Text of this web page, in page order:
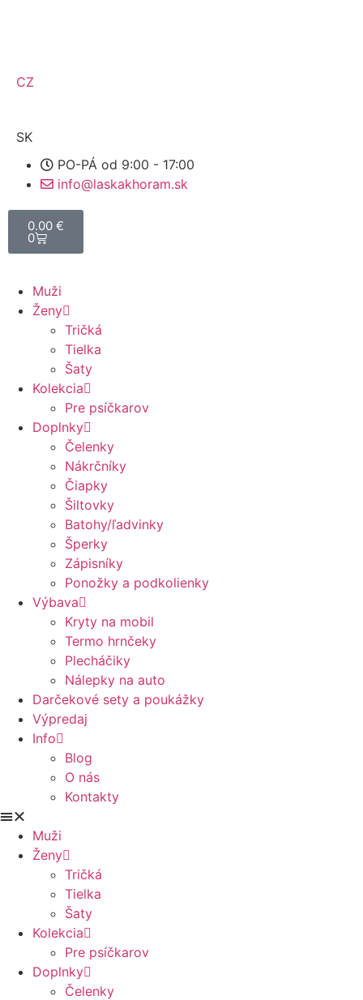
CZ
SK
PO-PÁ od 9:00 - 17:00
info@laskakhoram.sk
0.00 €
0
Muži
Ženy
Tričká
Tielka
Šaty
Kolekcia
Pre psíčkarov
Doplnky
Čelenky
Nákrčníky
Čiapky
Šiltovky
Batohy/ľadvinky
Šperky
Zápisníky
Ponožky a podkolienky
Výbava
Kryty na mobil
Termo hrnčeky
Plecháčiky
Nálepky na auto
Darčekové sety a poukážky
Výpredaj
Info
Blog
O nás
Kontakty
Muži
Ženy
Tričká
Tielka
Šaty
Kolekcia
Pre psíčkarov
Doplnky
Čelenky